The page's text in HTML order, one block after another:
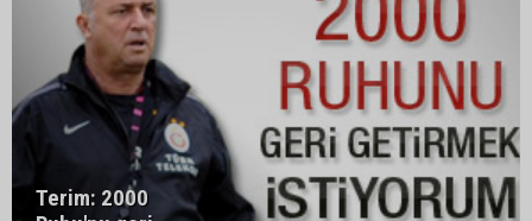
Terim: 2000